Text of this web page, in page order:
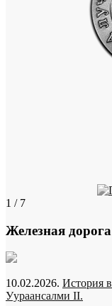
1 / 7
Железная дорога
10.02.2026. История
Уураансалми II.